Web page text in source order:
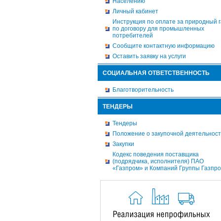
Личный кабинет
Инструкция по оплате за природный
по договору для промышленных
потребителей
Сообщите контактную информацию
Оставить заявку на услуги
СОЦИАЛЬНАЯ ОТВЕТСТВЕННОСТЬ
Благотворительность
ТЕНДЕРЫ
Тендеры
Положение о закупочной
Закупки
Кодекс поведения поставщика
(подрядчика, исполнителя) ПАО
«Газпром» и Компаний Группы